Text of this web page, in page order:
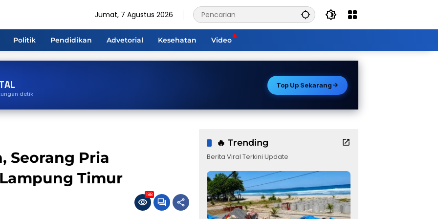
Jumat, 7 Agustus 2026
Politik Pendidikan Advetorial Kesehatan Video
detik
Top Up Sekarang
Seorang Pria
Timur
188
🔥 Trending
Berita Viral Terkini Update